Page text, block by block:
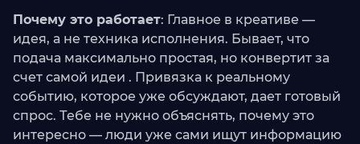
Почему это работает: Главное в креативе —
идея, а не техника исполнения. Бывает, что
подача максимально простая, но конвертит за
счет самой идеи . Привязка к реальному
событию, которое уже обсуждают, дает готовый
спрос. Тебе не нужно объяснять, почему это
интересно — люди уже сами ищут информацию